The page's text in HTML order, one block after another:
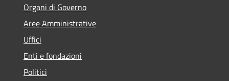
Organi di Governo
Aree Amministrative
Uffici
Enti e fondazioni
Politici